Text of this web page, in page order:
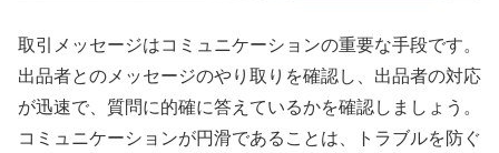
取引メッセージはコミュニケーションの重要な手段です。
出品者とのメッセージのやり取りを確認し、出品者の対応
が迅速で、質問に的確に答えているかを確認しましょう。
コミュニケーションが円滑であることは、トラブルを防ぐ